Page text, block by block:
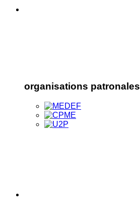
organisations patronales